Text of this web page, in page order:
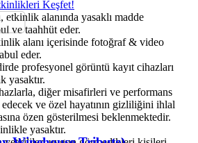
etkinlik alanında yasaklı madde
ve taahhüt eder.
alanı içerisinde fotoğraf & video
eder.
profesyonel görüntü kayıt cihazları
yasaktır.
diğer misafirleri ve performans
edecek ve özel hayatının gizliliğini ihlal
özen gösterilmesi beklenmektedir.
yasaktır.
Keşfet!